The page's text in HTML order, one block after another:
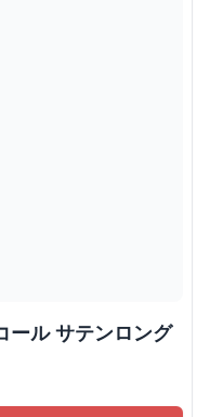
ール サテンロング